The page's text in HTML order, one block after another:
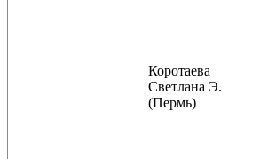
Коротаева
Светлана Э.
(Пермь)